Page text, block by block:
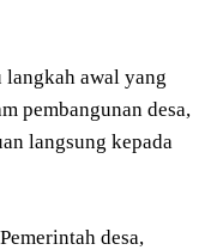
langkah awal yang
pembangunan desa,
langsung kepada
desa,